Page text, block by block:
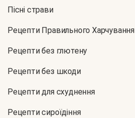
Пісні страви
Рецепти Правильного Харчування
Рецепти без глютену
Рецепти без шкоди
Рецепти для схуднення
Рецепти сироїдіння